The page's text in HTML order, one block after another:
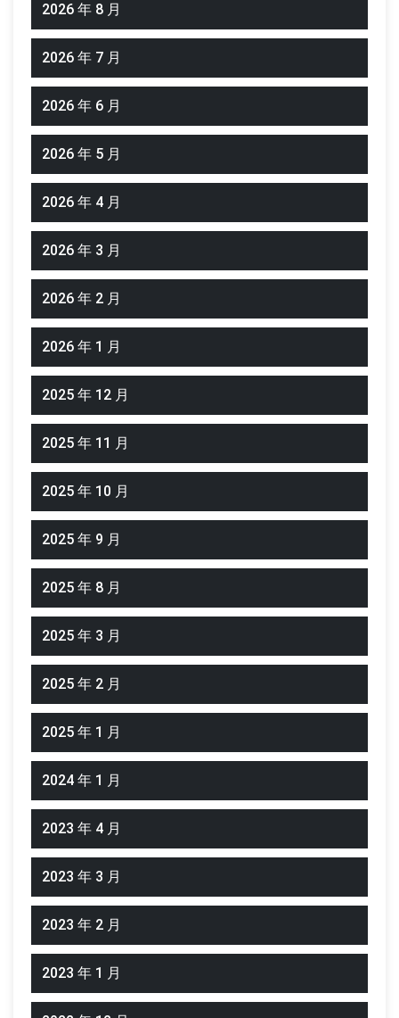
2026 年 8 月
2026 年 7 月
2026 年 6 月
2026 年 5 月
2026 年 4 月
2026 年 3 月
2026 年 2 月
2026 年 1 月
2025 年 12 月
2025 年 11 月
2025 年 10 月
2025 年 9 月
2025 年 8 月
2025 年 3 月
2025 年 2 月
2025 年 1 月
2024 年 1 月
2023 年 4 月
2023 年 3 月
2023 年 2 月
2023 年 1 月